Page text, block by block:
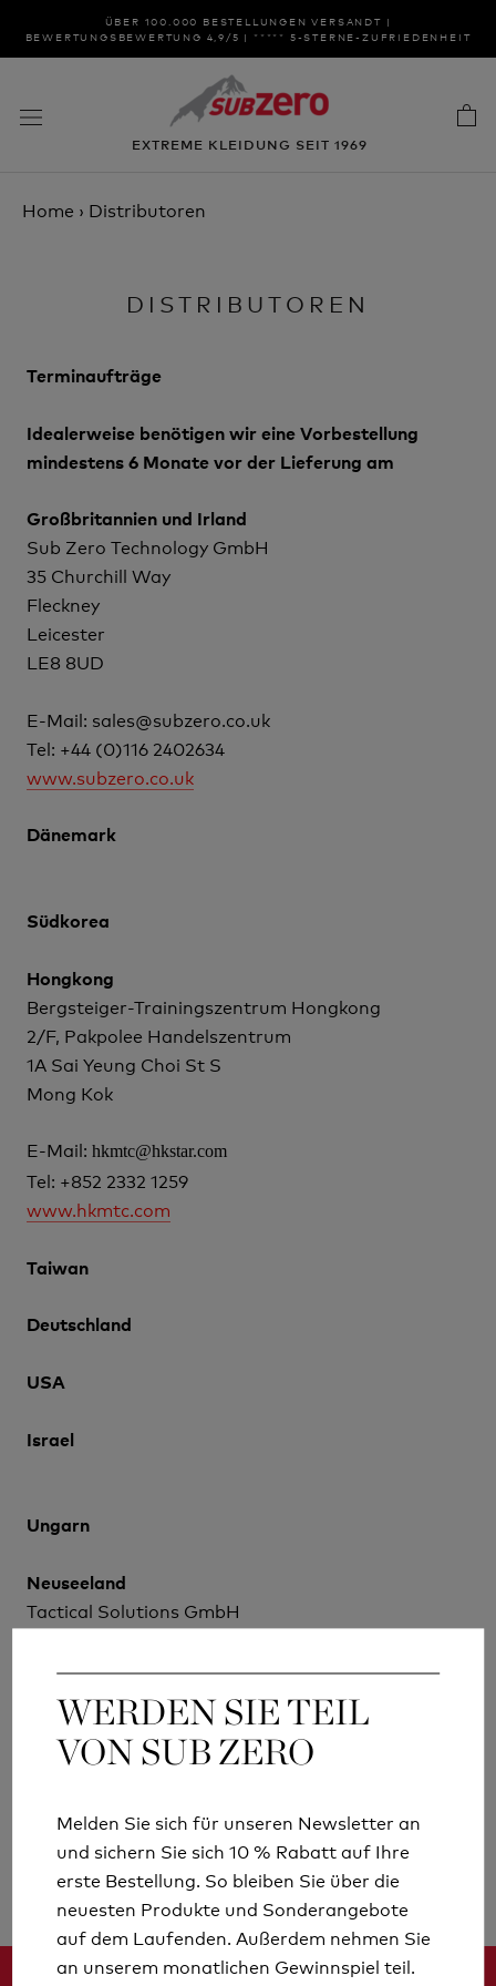
Inhalt
WERDEN SIE TEIL
VON SUB ZERO
Melden Sie sich für unseren Newsletter an
und sichern Sie sich 10 % Rabatt auf Ihre
erste Bestellung. So bleiben Sie über die
neuesten Produkte und Sonderangebote
auf dem Laufenden. Außerdem nehmen Sie
an unserem monatlichen Gewinnspiel teil.
ÜBER 100.000 BESTELLUNGEN VERSANDT |
BEWERTUNGSBEWERTUNG 4,9/5 | ***** 5-STERNE-ZUFRIEDENHEIT
EXTREME KLEIDUNG SEIT 1969
Home › Distributoren
DISTRIBUTOREN
Terminaufträge
Idealerweise benötigen wir eine Vorbestellung
mindestens 6 Monate vor der Lieferung am
Großbritannien und Irland
Sub Zero Technology GmbH
35 Churchill Way
Fleckney
Leicester
LE8 8UD
E-Mail: sales@subzero.co.uk
Tel: +44 (0)116 2402634
www.subzero.co.uk
Dänemark
Südkorea
Hongkong
Bergsteiger-Trainingszentrum Hongkong
2/F, Pakpolee Handelszentrum
1A Sai Yeung Choi St S
Mong Kok
E-Mail: hkmtc@hkstar.com
Tel: +852 2332 1259
www.hkmtc.com
Taiwan
Deutschland
USA
Israel
Ungarn
Neuseeland
Tactical Solutions GmbH
Albany
Auckland
0632
Tel: +649 477 2800
www.tactical.co.nz
WERDEN SIE TEIL
VON SUB ZERO
Melden Sie sich für unseren Newsletter an
und sichern Sie sich 10 % Rabatt auf Ihre
erste Bestellung. So bleiben Sie über die
neuesten Produkte und Sonderangebote
auf dem Laufenden. Außerdem nehmen Sie
an unserem monatlichen Gewinnspiel teil.